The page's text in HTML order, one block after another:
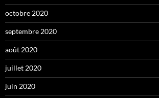
octobre 2020
septembre 2020
août 2020
juillet 2020
juin 2020